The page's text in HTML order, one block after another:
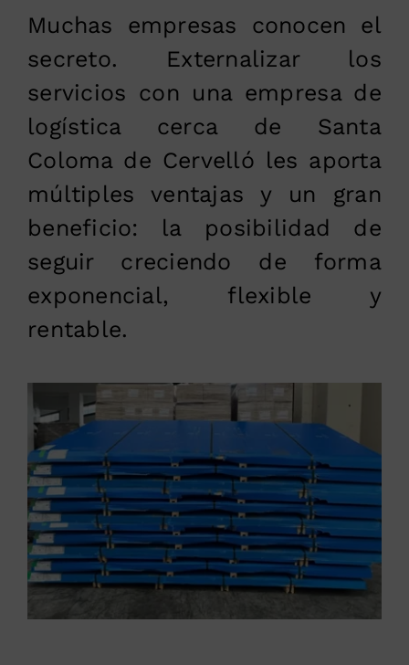
Muchas empresas conocen el
secreto. Externalizar los
servicios con una empresa de
logística cerca de Santa
Coloma de Cervelló les aporta
múltiples ventajas y un gran
beneficio: la posibilidad de
seguir creciendo de forma
exponencial, flexible y
rentable.